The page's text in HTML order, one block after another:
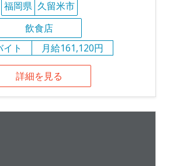
福岡県 久留米市
飲食店
ト
月給161,120円
詳細を見る